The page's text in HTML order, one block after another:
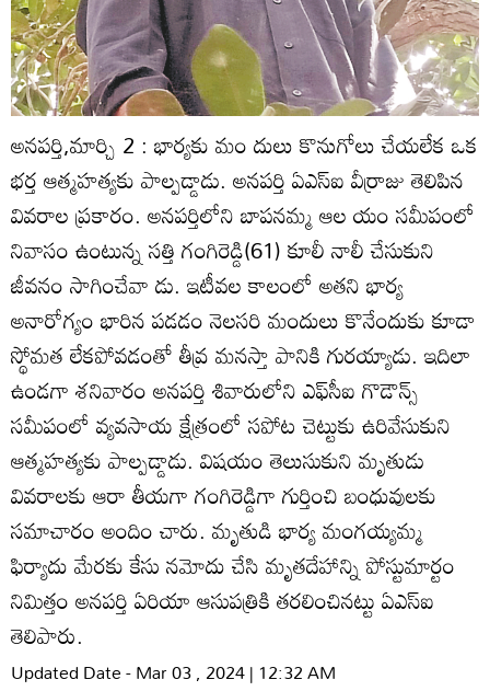
అనపర్తి,మార్చి 2 : భార్యకు మం దులు కొనుగోలు చేయలేక ఒక
భర్త ఆత్మహత్యకు పాల్పడ్డాడు. అనపర్తి ఏఎస్‌ఐ వీర్రాజు తెలిపిన
వివరాల ప్రకారం. అనపర్తిలోని బాపనమ్మ ఆల యం సమీపంలో
నివాసం ఉంటున్న సత్తి గంగిరెడ్డి(61) కూలీ నాలీ చేసుకుని
జీవనం సాగించేవా డు. ఇటీవల కాలంలో అతని భార్య
అనారోగ్యం భారిన పడడం నెలసరి మందులు కొనేందుకు కూడా
స్థోమత లేకపోవడంతో తీవ్ర మనస్తా పానికి గురయ్యాడు. ఇదిలా
ఉండగా శనివారం అనపర్తి శివారులోని ఎఫ్‌సీఐ గొడౌన్స్‌
సమీపంలో వ్యవసాయ క్షేత్రంలో సపోట చెట్టుకు ఉరివేసుకుని
ఆత్మహత్యకు పాల్పడ్డాడు. విషయం తెలుసుకుని మృతుడు
వివరాలకు ఆరా తీయగా గంగిరెడ్డిగా గుర్తించి బంధువులకు
సమాచారం అందిం చారు. మృతుడి భార్య మంగయ్యమ్మ
ఫిర్యాదు మేరకు కేసు నమోదు చేసి మృతదేహాన్ని పోస్టుమార్టం
నిమిత్తం అనపర్తి ఏరియా ఆసుపత్రికి తరలించినట్టు ఏఎస్‌ఐ
తెలిపారు.
Updated Date - Mar 03 , 2024 | 12:32 AM